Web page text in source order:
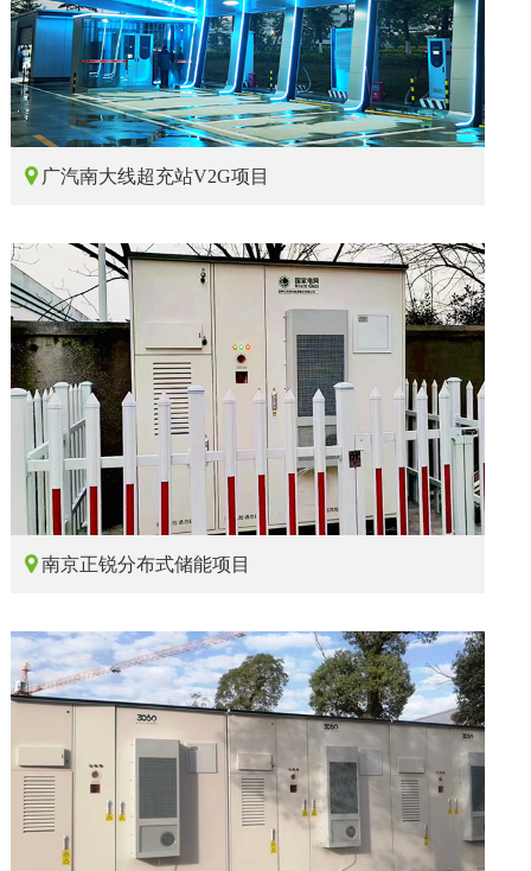
 广汽南大线超充站V2G项目
南京正锐分布式储能项目